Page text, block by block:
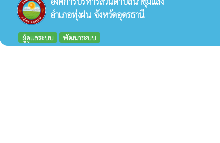
อำเภอทุ่งฝน จังหวัดอุดรธานี
ผู้ดูแลระบบ พัฒนาระบบ